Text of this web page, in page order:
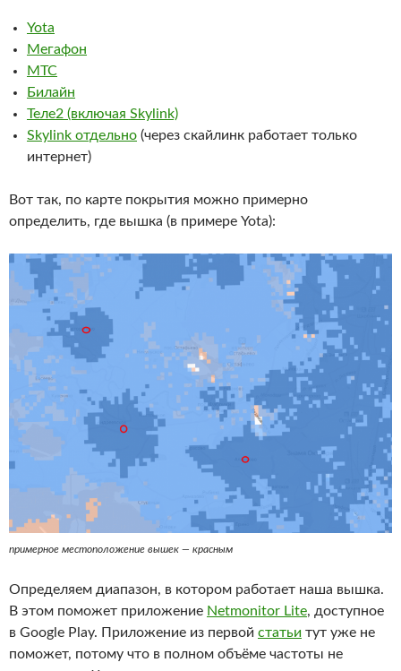
Yota
Мегафон
МТС
Билайн
Теле2 (включая Skylink)
Skylink отдельно (через скайлинк работает только
интернет)
Вот так, по карте покрытия можно примерно
определить, где вышка (в примере Yota):
примерное местоположение вышек — красным
Определяем диапазон, в котором работает наша вышка.
В этом поможет приложение Netmonitor Lite, доступное
в Google Play. Приложение из первой статьи тут уже не
поможет, потому что в полном объёме частоты не